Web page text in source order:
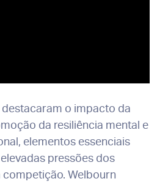
o impacto da
da resiliência mental e
elementos essenciais
pressões dos
Welbourn